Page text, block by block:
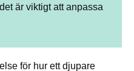
är viktigt att anpassa
för hur ett djupare